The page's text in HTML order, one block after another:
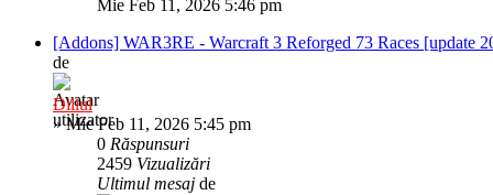
Mie Feb 11, 2026 5:46 pm
[Addons] WAR3RE - Warcraft 3 Reforged 73 Races [update
de
Diliul
»Mie Feb 11, 2026 5:45 pm
0 Răspunsuri
2459 Vizualizări
Ultimul mesaj de